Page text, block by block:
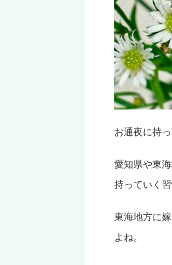
お通夜に持
愛知県や東
持っていく
東海地方に
よね。